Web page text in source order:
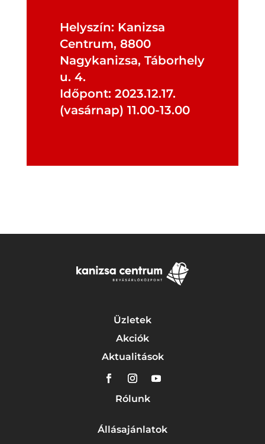
Helyszín: Kanizsa
Centrum, 8800
Nagykanizsa, Táborhely
u. 4.
Időpont: 2023.12.17.
(vasárnap) 11.00-13.00
Üzletek
Akciók
Aktualitások
Rólunk
Állásajánlatok